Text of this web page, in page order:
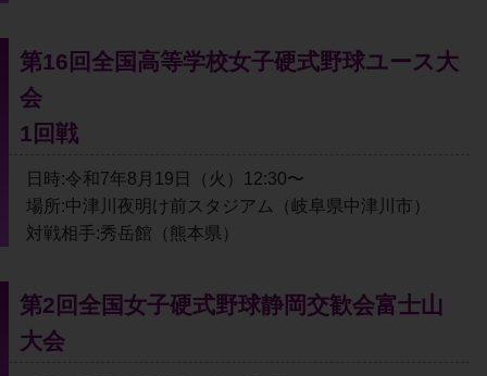
第16回全国高等学校女子硬式野球ユース大
会
1回戦
日時:令和7年8月19日（火）12:30〜
場所:中津川夜明け前スタジアム（岐阜県中津川市）
対戦相手:秀岳館（熊本県）
第2回全国女子硬式野球静岡交歓会富士山
大会